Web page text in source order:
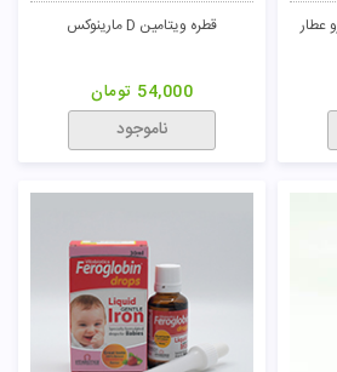
قطره ویتامین D مارینوکس
54,000 تومان
ناموجود